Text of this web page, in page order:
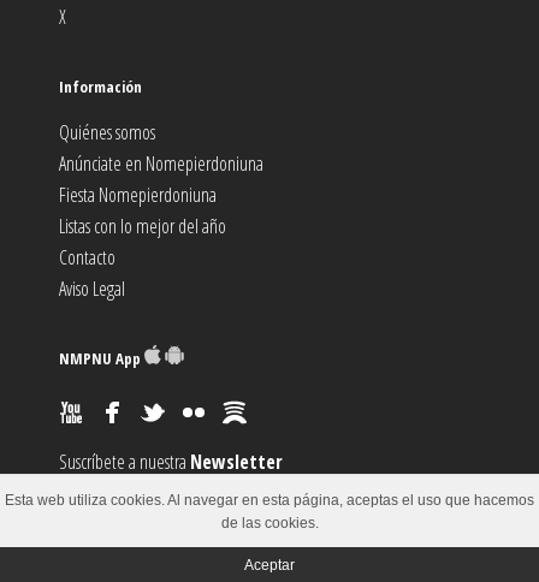
X
Información
Quiénes somos
Anúnciate en Nomepierdoniuna
Fiesta Nomepierdoniuna
Listas con lo mejor del año
Contacto
Aviso Legal
NMPNU App
Suscríbete a nuestra Newsletter
Suscríbete al canalRSS
Esta web utiliza cookies. Al navegar en esta página, aceptas el uso que hacemos
de las cookies.
Aceptar